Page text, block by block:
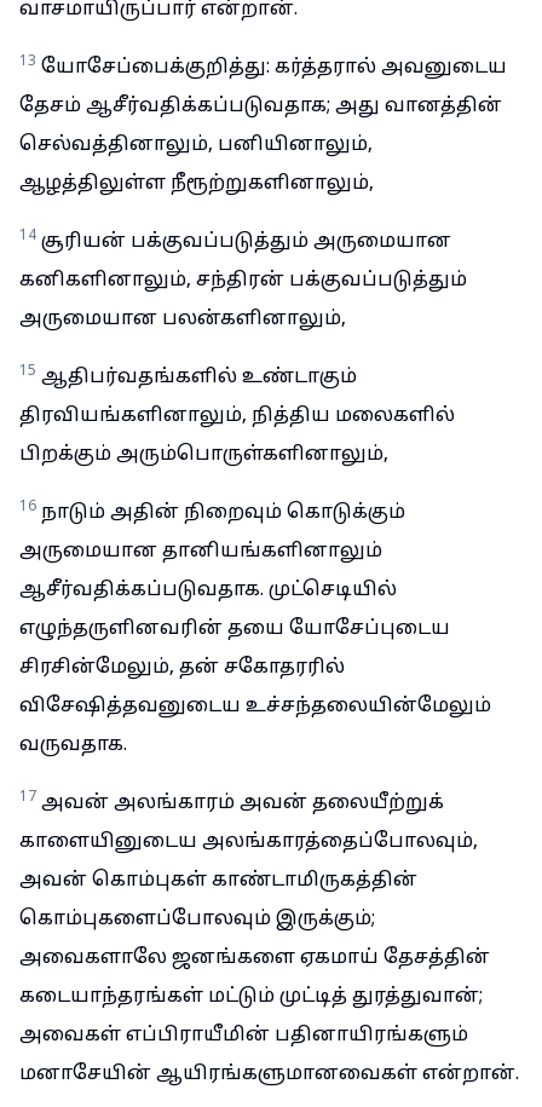
வாசமாயிருப்பார் என்றான்.
13 யோசேப்பைக்குறித்து: கர்த்தரால் அவனுடைய
தேசம் ஆசீர்வதிக்கப்படுவதாக; அது வானத்தின்
செல்வத்தினாலும், பனியினாலும்,
ஆழத்திலுள்ள நீரூற்றுகளினாலும்,
14 சூரியன் பக்குவப்படுத்தும் அருமையான
கனிகளினாலும், சந்திரன் பக்குவப்படுத்தும்
அருமையான பலன்களினாலும்,
15 ஆதிபர்வதங்களில் உண்டாகும்
திரவியங்களினாலும், நித்திய மலைகளில்
பிறக்கும் அரும்பொருள்களினாலும்,
16 நாடும் அதின் நிறைவும் கொடுக்கும்
அருமையான தானியங்களினாலும்
ஆசீர்வதிக்கப்படுவதாக. முட்செடியில்
எழுந்தருளினவரின் தயை யோசேப்புடைய
சிரசின்மேலும், தன் சகோதரரில்
விசேஷித்தவனுடைய உச்சந்தலையின்மேலும்
வருவதாக.
17 அவன் அலங்காரம் அவன் தலையீற்றுக்
காளையினுடைய அலங்காரத்தைப்போலவும்,
அவன் கொம்புகள் காண்டாமிருகத்தின்
கொம்புகளைப்போலவும் இருக்கும்;
அவைகளாலே ஜனங்களை ஏகமாய் தேசத்தின்
கடையாந்தரங்கள் மட்டும் முட்டித் துரத்துவான்;
அவைகள் எப்பிராயீமின் பதினாயிரங்களும்
மனாசேயின் ஆயிரங்களுமானவைகள் என்றான்.